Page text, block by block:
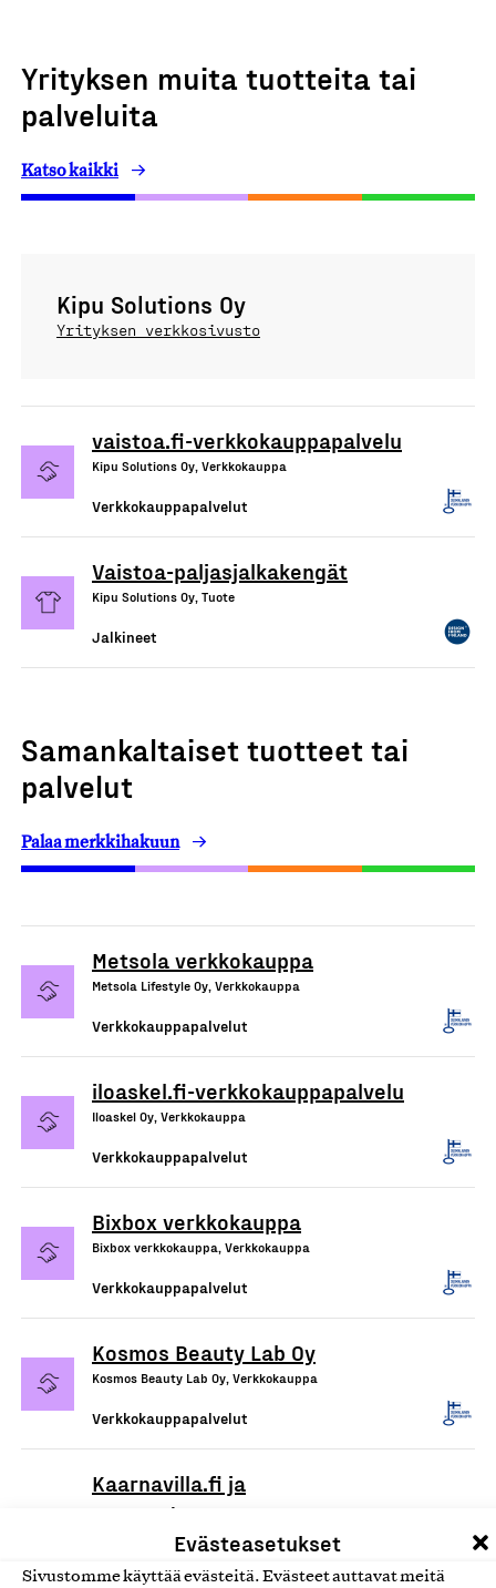
Evästeasetukset
Sivustomme käyttää evästeitä. Evästeet auttavat meitä
Yrityksen muita tuotteita tai
palveluita
Katso kaikki
Kipu Solutions Oy
Yrityksen verkkosivusto
vaistoa.fi-verkkokauppapalvelu
Kipu Solutions Oy, Verkkokauppa
Verkkokauppapalvelut
Vaistoa-paljasjalkakengät
Kipu Solutions Oy, Tuote
Jalkineet
Samankaltaiset tuotteet tai
palvelut
Palaa merkkihakuun
Metsola verkkokauppa
Metsola Lifestyle Oy, Verkkokauppa
Verkkokauppapalvelut
iloaskel.fi-verkkokauppapalvelu
Iloaskel Oy, Verkkokauppa
Verkkokauppapalvelut
Bixbox verkkokauppa
Bixbox verkkokauppa, Verkkokauppa
Verkkokauppapalvelut
Kosmos Beauty Lab Oy
Kosmos Beauty Lab Oy, Verkkokauppa
Verkkokauppapalvelut
Kaarnavilla.fi ja
DropAndWave.com -
verkkokaupat
Double Effect Oy, Verkkokauppa